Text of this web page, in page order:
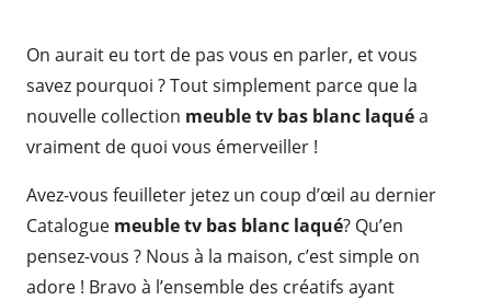
On aurait eu tort de pas vous en parler, et vous
savez pourquoi ? Tout simplement parce que la
nouvelle collection meuble tv bas blanc laquéa
vraiment de quoi vous émerveiller !
Avez-vous feuilleter jetez un coup d’œil au dernier
Catalogue meuble tv bas blanc laqué? Qu’en
pensez-vous ? Nous à la maison, c’est simple on
adore ! Bravo à l’ensemble des créatifs ayant